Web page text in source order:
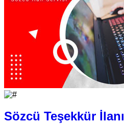
Sözcü Teşekkür İlanı